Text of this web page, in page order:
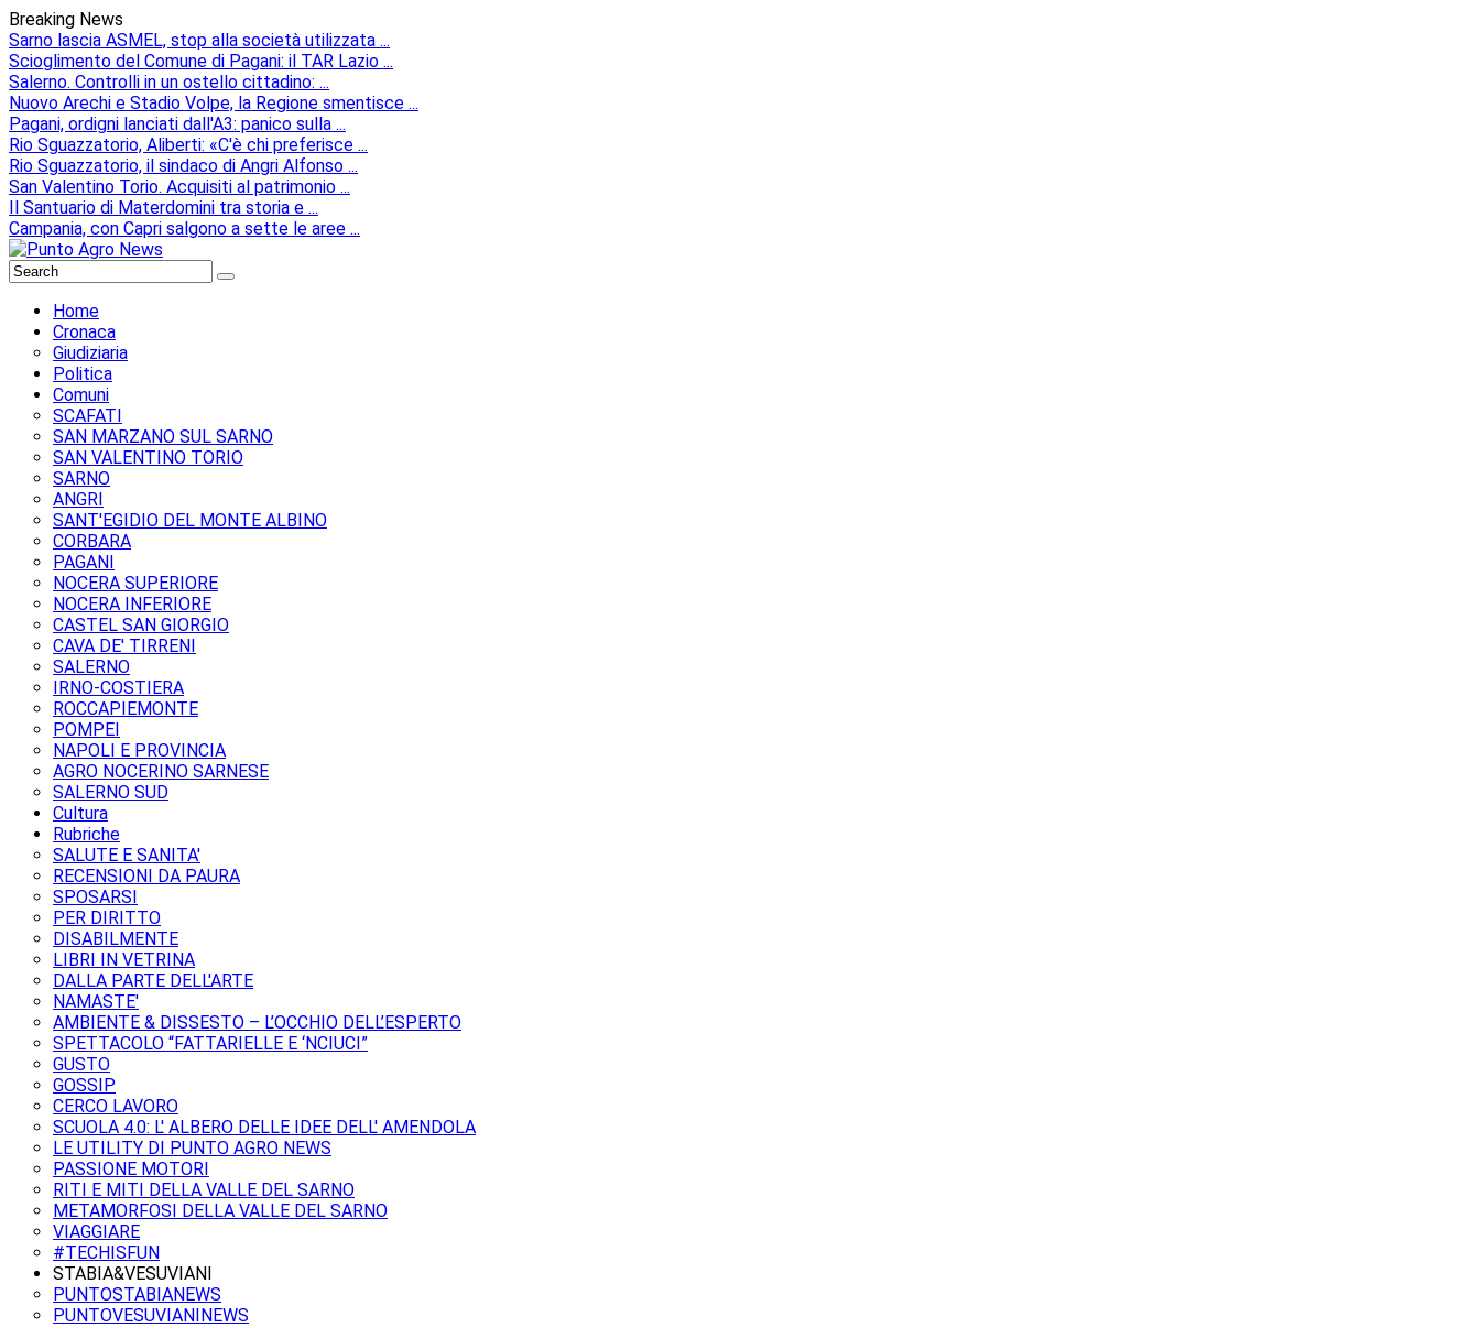
Breaking News
Sarno lascia ASMEL, stop alla società utilizzata ...
Scioglimento del Comune di Pagani: il TAR Lazio ...
Salerno. Controlli in un ostello cittadino: ...
Nuovo Arechi e Stadio Volpe, la Regione smentisce ...
Pagani, ordigni lanciati dall'A3: panico sulla ...
Rio Sguazzatorio, Aliberti: «C'è chi preferisce ...
Rio Sguazzatorio, il sindaco di Angri Alfonso ...
San Valentino Torio. Acquisiti al patrimonio ...
Il Santuario di Materdomini tra storia e ...
Campania, con Capri salgono a sette le aree ...
Home
Cronaca
Giudiziaria
Politica
Comuni
SCAFATI
SAN MARZANO SUL SARNO
SAN VALENTINO TORIO
SARNO
ANGRI
SANT'EGIDIO DEL MONTE ALBINO
CORBARA
PAGANI
NOCERA SUPERIORE
NOCERA INFERIORE
CASTEL SAN GIORGIO
CAVA DE' TIRRENI
SALERNO
IRNO-COSTIERA
ROCCAPIEMONTE
POMPEI
NAPOLI E PROVINCIA
AGRO NOCERINO SARNESE
SALERNO SUD
Cultura
Rubriche
SALUTE E SANITA'
RECENSIONI DA PAURA
SPOSARSI
PER DIRITTO
DISABILMENTE
LIBRI IN VETRINA
DALLA PARTE DELL'ARTE
NAMASTE'
AMBIENTE & DISSESTO – L’OCCHIO DELL’ESPERTO
SPETTACOLO “FATTARIELLE E ‘NCIUCI”
GUSTO
GOSSIP
CERCO LAVORO
SCUOLA 4.0: L' ALBERO DELLE IDEE DELL' AMENDOLA
LE UTILITY DI PUNTO AGRO NEWS
PASSIONE MOTORI
RITI E MITI DELLA VALLE DEL SARNO
METAMORFOSI DELLA VALLE DEL SARNO
VIAGGIARE
#TECHISFUN
STABIA&VESUVIANI
PUNTOSTABIANEWS
PUNTOVESUVIANINEWS